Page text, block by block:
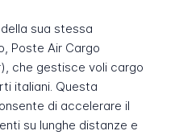
sua stessa
Poste Air Cargo
che gestisce voli cargo
italiani. Questa
di accelerare il
su lunghe distanze e